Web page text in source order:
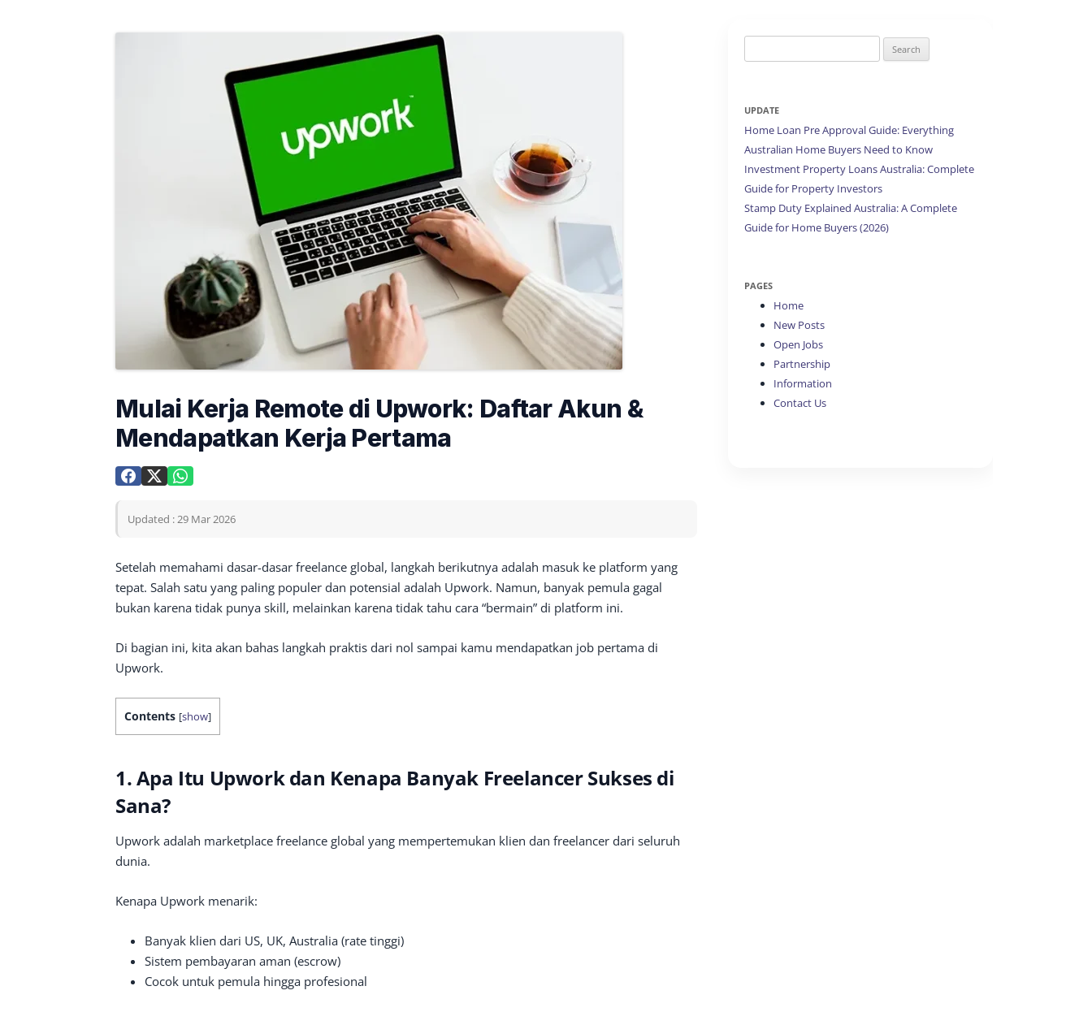
Mulai Kerja Remote di Upwork: Daftar Akun &
Mendapatkan Kerja Pertama
Updated : 29 Mar 2026
Setelah memahami dasar-dasar freelance global, langkah berikutnya adalah masuk ke platform yang
tepat. Salah satu yang paling populer dan potensial adalah Upwork. Namun, banyak pemula gagal
bukan karena tidak punya skill, melainkan karena tidak tahu cara “bermain” di platform ini.
Di bagian ini, kita akan bahas langkah praktis dari nol sampai kamu mendapatkan job pertama di
Upwork.
Contents [show]
1. Apa Itu Upwork dan Kenapa Banyak Freelancer Sukses di
Sana?
Upwork adalah marketplace freelance global yang mempertemukan klien dan freelancer dari seluruh
dunia.
Kenapa Upwork menarik:
Banyak klien dari US, UK, Australia (rate tinggi)
Sistem pembayaran aman (escrow)
Cocok untuk pemula hingga profesional
for:
UPDATE
Home Loan Pre Approval Guide: Everything
Australian Home Buyers Need to Know
Investment Property Loans Australia: Complete
Guide for Property Investors
Stamp Duty Explained Australia: A Complete
Guide for Home Buyers (2026)
PAGES
Home
New Posts
Open Jobs
Partnership
Information
Contact Us